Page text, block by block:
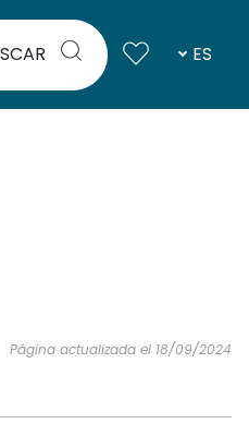
ES
Página actualizada el 18/09/2024